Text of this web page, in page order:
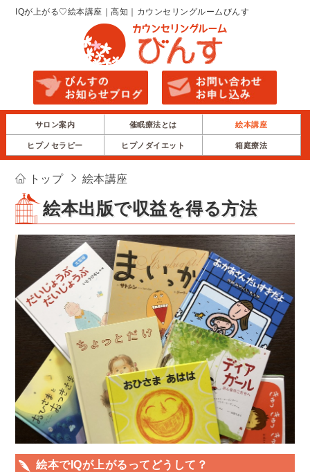
IQが上がる♡絵本講座｜高知｜カウンセリングルームびんす
サロン案内 催眠療法とは 絵本講座
ヒプノセラピー ヒプノダイエット 箱庭療法
トップ 絵本講座
絵本出版で収益を得る方法
絵本でIQが上がるってどうして？